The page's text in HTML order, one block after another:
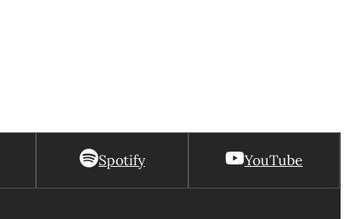
Spotify YouTube